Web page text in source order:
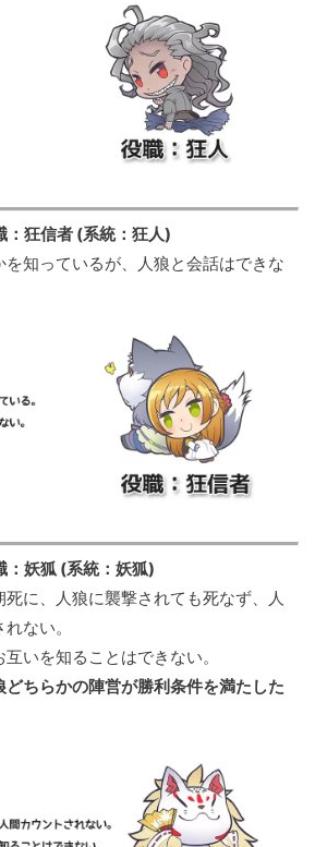
信者 (系統：狂人)
知っているが、人狼と会話はできな
妖狐 (系統：妖狐)
に、人狼に襲撃されても死なず、人
ない。
いを知ることはできない。
ちらかの陣営が勝利条件を満たした